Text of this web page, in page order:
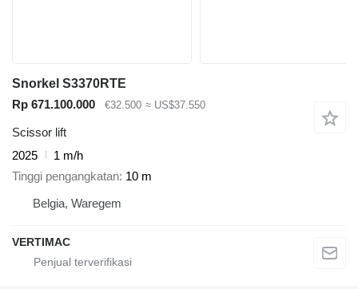
Snorkel S3370RTE
Rp 671.100.000
€32.500 ≈ US$37.550
Scissor lift
2025
1 m/h
Tinggi pengangkatan 10 m
Belgia, Waregem
VERTIMAC